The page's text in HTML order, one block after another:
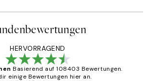
HERVORRAGEND
Basierend auf 108403 Bewertungen.
einige Bewertungen hier an.